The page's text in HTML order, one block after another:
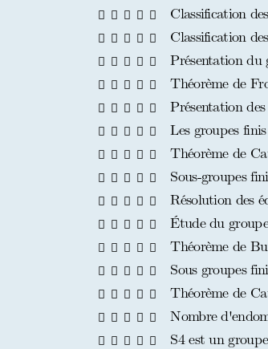
Classification
Classification
Présentation du
Théorème de
Présentation
Les groupes
Théorème de
Sous-groupes
Résolution des
Étude du
Théorème de
Sous groupes
Théorème de
Nombre
S4 est un